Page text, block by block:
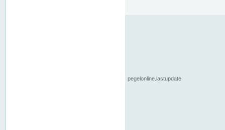
pegelonline.lastupdate